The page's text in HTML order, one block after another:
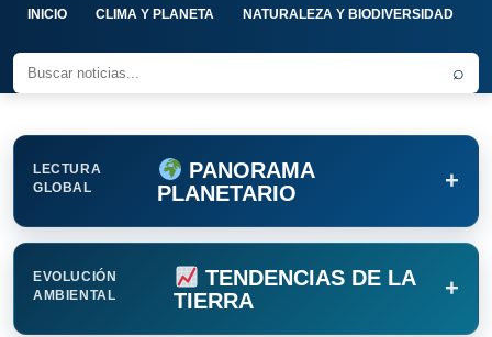
INICIO CLIMA Y PLANETA NATURALEZA Y BIODIVERSIDAD
⌕
LECTURA
GLOBAL
PANORAMA
PLANETARIO
+
EVOLUCIÓN
AMBIENTAL
TENDENCIAS DE LA
TIERRA
+